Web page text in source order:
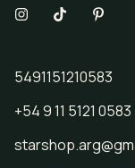
5491151210583
+54 9 11 5121 0583